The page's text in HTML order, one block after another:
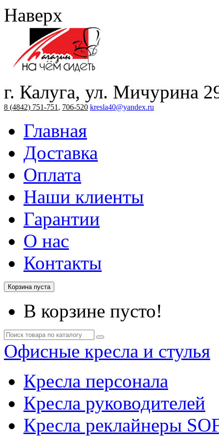
Наверх
г. Калуга, ул. Мичурина
8 (4842) 751-751 , 706-520 kresla40@yandex.ru
Главная
Доставка
Оплата
Наши клиенты
Гарантии
О нас
Контакты
Корзина пуста
В корзине пусто!
Офисные кресла и стулья
Кресла персонала
Кресла руководителей
Кресла реклайнеры